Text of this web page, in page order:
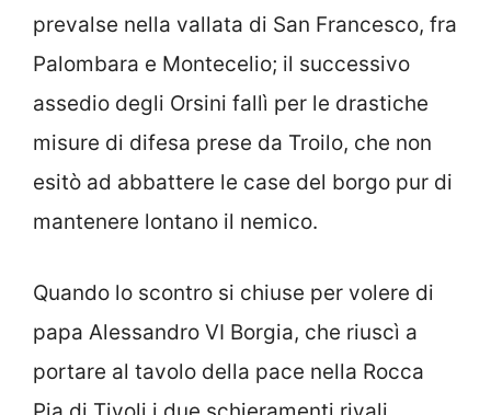
prevalse nella vallata di San Francesco, fra
Palombara e Montecelio; il successivo
assedio degli Orsini fallì per le drastiche
misure di difesa prese da Troilo, che non
esitò ad abbattere le case del borgo pur di
mantenere lontano il nemico.
Quando lo scontro si chiuse per volere di
papa Alessandro VI Borgia, che riuscì a
portare al tavolo della pace nella Rocca